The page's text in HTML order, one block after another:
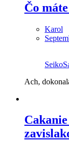
Čo
Karol
Ach,